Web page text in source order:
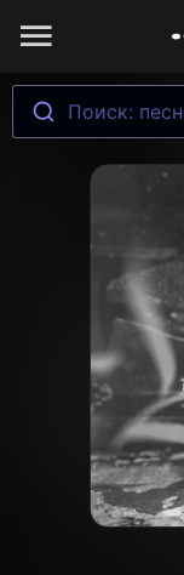
Поиск: